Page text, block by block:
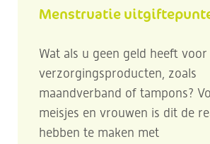
Menstruatie
Wat als u geen geld heeft
verzorgingsproducten, zoals
maandverband of tampons?
meisjes en vrouwen is dit de
hebben te maken met